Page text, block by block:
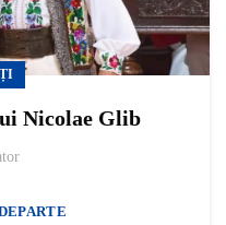
Nicolae Glib